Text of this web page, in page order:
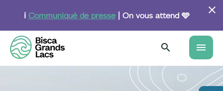
principal
ℹ️ Communiqué de presse| On vous attend 🩵
menu